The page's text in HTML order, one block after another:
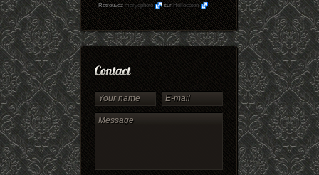
Retrouvezmaryophoto surHellocoton